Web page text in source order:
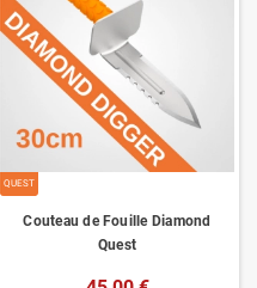
QUEST
Couteau de Fouille Diamond
Quest